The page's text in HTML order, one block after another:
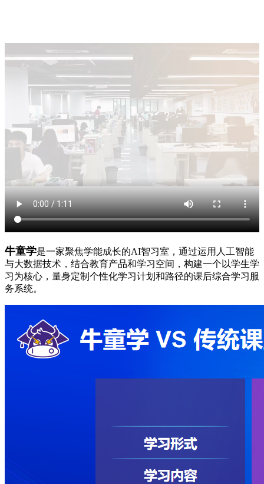
牛童学是一家聚焦学能成长的AI智习室，通过运用人工智能
与大数据技术，结合教育产品和学习空间，构建一个以学生学
习为核心，量身定制个性化学习计划和路径的课后综合学习服
务系统。